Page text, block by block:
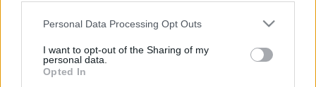
Please note that this website/app uses one or more Google
not limited to your visit or usage behaviour. You may click to
grant or deny consent to Google and its third-party tags to
use your data for below specified purposes in below Google
Personal Data Processing Opt Outs
I want to opt-out of the Sharing of my
personal data.
Opted In
Koronavírus vakcina